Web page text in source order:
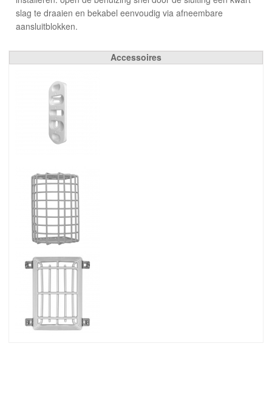
slag te draaien en bekabel eenvoudig via afneembare
aansluitblokken.
Accessoires